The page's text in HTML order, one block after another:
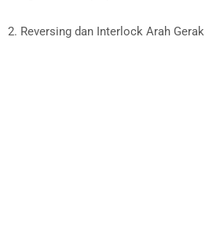
2. Reversing dan Interlock Arah Gerak